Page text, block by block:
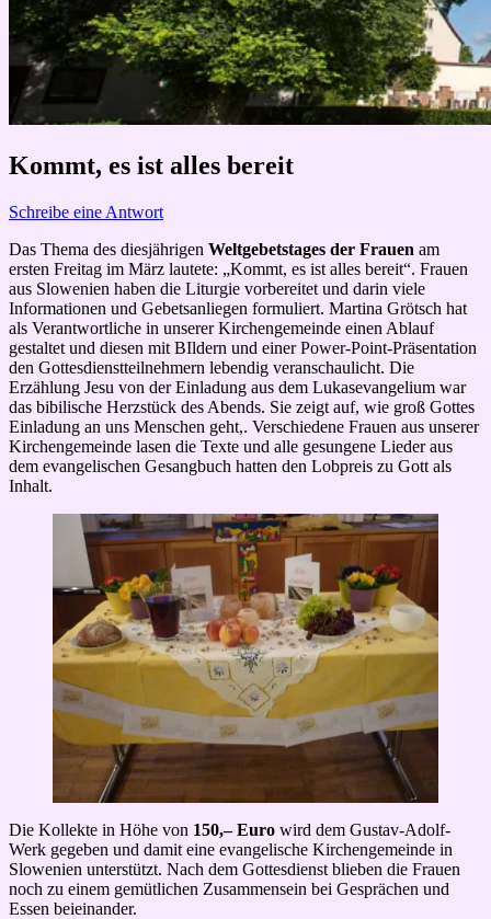
Kommt, es ist alles bereit
Schreibe eine Antwort
Das Thema des diesjährigen Weltgebetstages der Frauen am
ersten Freitag im März lautete: „Kommt, es ist alles bereit“. Frauen
aus Slowenien haben die Liturgie vorbereitet und darin viele
Informationen und Gebetsanliegen formuliert. Martina Grötsch hat
als Verantwortliche in unserer Kirchengemeinde einen Ablauf
gestaltet und diesen mit BIldern und einer Power-Point-Präsentation
den Gottesdienstteilnehmern lebendig veranschaulicht. Die
Erzählung Jesu von der Einladung aus dem Lukasevangelium war
das bibilische Herzstück des Abends. Sie zeigt auf, wie groß Gottes
Einladung an uns Menschen geht,. Verschiedene Frauen aus unserer
Kirchengemeinde lasen die Texte und alle gesungene Lieder aus
dem evangelischen Gesangbuch hatten den Lobpreis zu Gott als
Inhalt.
Die Kollekte in Höhe von 150,– Euro wird dem Gustav-Adolf-
Werk gegeben und damit eine evangelische Kirchengemeinde in
Slowenien unterstützt. Nach dem Gottesdienst blieben die Frauen
noch zu einem gemütlichen Zusammensein bei Gesprächen und
Essen beieinander.